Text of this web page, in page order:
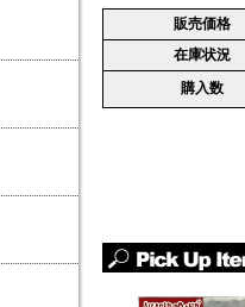
販売価格
在庫状況
購入数